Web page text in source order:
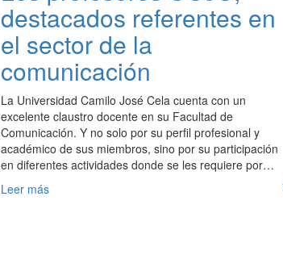
destacados referentes en
el sector de la
comunicación
La Universidad Camilo José Cela cuenta con un
excelente claustro docente en su Facultad de
Comunicación. Y no solo por su perfil profesional y
académico de sus miembros, sino por su participación
en diferentes actividades donde se les requiere por…
Leer más